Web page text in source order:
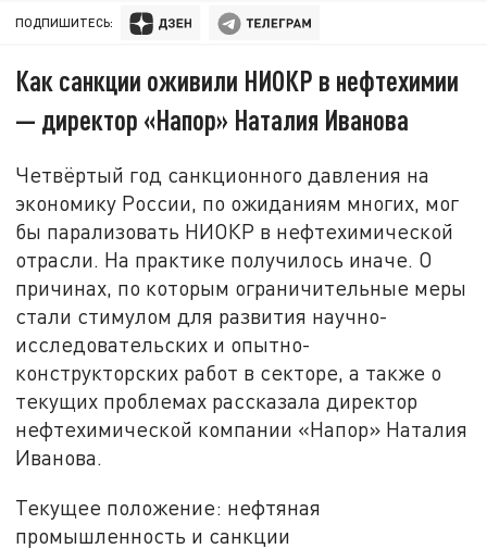
ПОДПИШИТЕСЬ:
Как санкции оживили НИОКР в нефтехимии
— директор «Напор» Наталия Иванова
Четвёртый год санкционного давления на
экономику России, по ожиданиям многих, мог
бы парализовать НИОКР в нефтехимической
отрасли. На практике получилось иначе. О
причинах, по которым ограничительные меры
стали стимулом для развития научно-
исследовательских и опытно-
конструкторских работ в секторе, а также о
текущих проблемах рассказала директор
нефтехимической компании «Напор» Наталия
Иванова.
Текущее положение: нефтяная
промышленность и санкции